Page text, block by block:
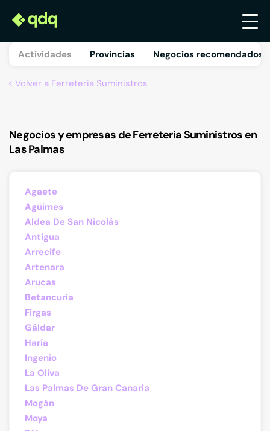
Actividades Provincias Negocios recomendados
Volver a Ferreteria Suministros
Negocios y empresas de Ferreteria Suministros en
Las Palmas
Agaete
Agüimes
Aldea De San Nicolás
Antigua
Arrecife
Artenara
Arucas
Betancuria
Firgas
Gáldar
Haría
Ingenio
La Oliva
Las Palmas De Gran Canaria
Mogán
Moya